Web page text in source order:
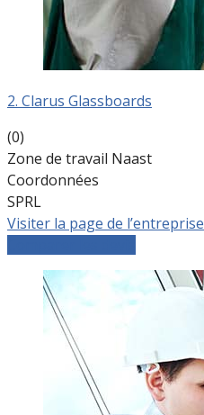
2. Clarus Glassboards
(0)
Zone de travail Naast
Coordonnées
SPRL
Visiter la page de l’entreprise